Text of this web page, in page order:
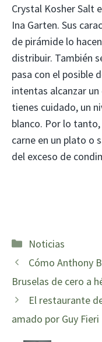
Crystal Kosher Salt
Ina Garten. Sus
de pirámide lo
distribuir. También
pasa con el posible
intentas alcanzar
tienes cuidado, un
blanco. Por lo
carne en un plato o
del exceso de
Categorías
Noticias
Cómo Anthony
Bruselas de cero a
El restaurante
amado por Guy Fieri